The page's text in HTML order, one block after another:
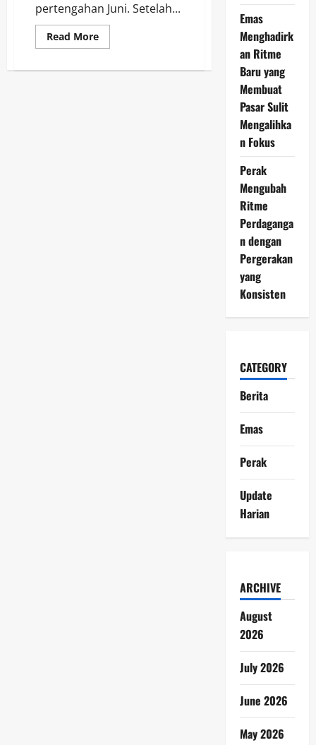
pertengahan Juni. Setelah...
Read MoreRead
more
Emas
Emas
Menghadirk
an Ritme
Baru yang
Membuat
Pasar Sulit
Mengalihka
n Fokus
Perak
Mengubah
Ritme
Perdaganga
n dengan
Pergerakan
yang
Konsisten
CATEGORY
Berita
Emas
Perak
Update
Harian
ARCHIVE
August
2026
July 2026
June 2026
May 2026